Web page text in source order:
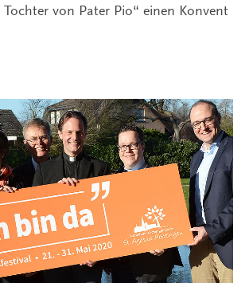
Tochter von Pater Pio“ einen Konvent